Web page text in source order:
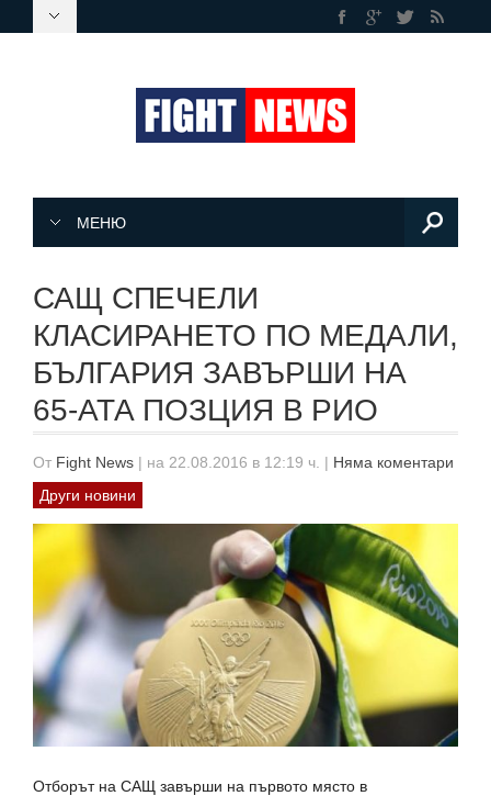
МЕНЮ
САЩ СПЕЧЕЛИ
КЛАСИРАНЕТО ПО МЕДАЛИ,
БЪЛГАРИЯ ЗАВЪРШИ НА
65-АТА ПОЗЦИЯ В РИО
От Fight News | на 22.08.2016 в 12:19 ч. | Няма коментари
Други новини
Отборът на САЩ завърши на първото място в